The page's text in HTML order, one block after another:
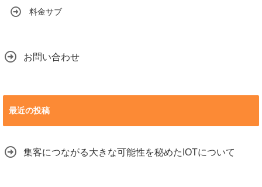
料金サブ
お問い合わせ
最近の投稿
集客につながる大きな可能性を秘めたIOTについて